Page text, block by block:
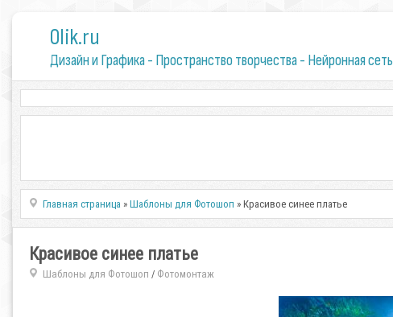
0lik.ru
Дизайн и Графика - Пространство творчества - Нейронная сеть
Главная страница »Шаблоны для Фотошоп » Красивое синее платье
Красивое синее платье
Шаблоны для Фотошоп / Фотомонтаж